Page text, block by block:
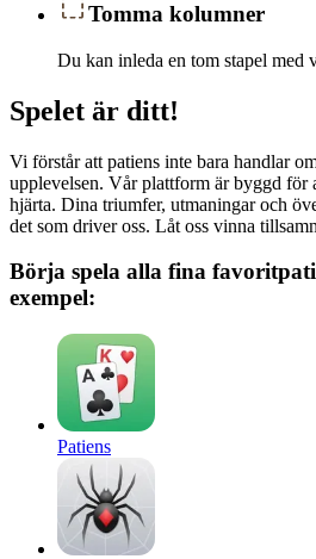
Tomma kolumner
Du kan inleda en tom stapel med
Spelet är ditt!
Vi förstår att patiens inte bara handlar
upplevelsen. Vår plattform är byggd för
hjärta. Dina triumfer, utmaningar och
det som driver oss. Låt oss vinna
Börja spela alla fina
exempel:
Patiens